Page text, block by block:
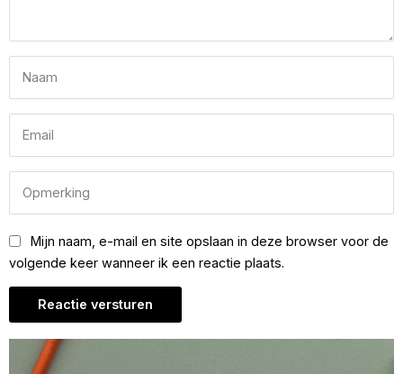
Mijn naam, e-mail en site opslaan in deze browser voor de
volgende keer wanneer ik een reactie plaats.